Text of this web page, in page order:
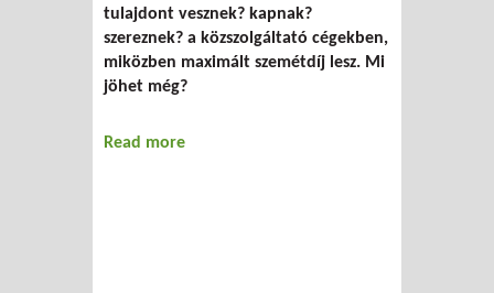
tulajdont vesznek? kapnak?
szereznek? a közszolgáltató cégekben,
miközben maximált szemétdíj lesz. Mi
jöhet még?
Read more